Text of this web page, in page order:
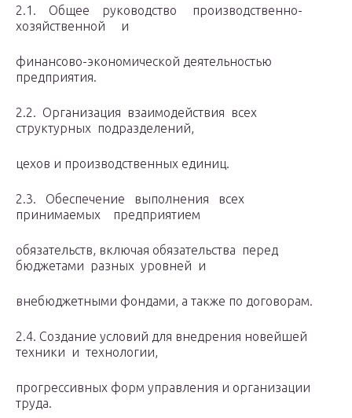
2.1. Общее руководство производственно-
хозяйственной и
финансово-экономической деятельностью
предприятия.
2.2. Организация взаимодействия всех
структурных подразделений,
цехов и производственных единиц.
2.3. Обеспечение выполнения всех
принимаемых предприятием
обязательств, включая обязательства перед
бюджетами разных уровней и
внебюджетными фондами, а также по договорам.
2.4. Создание условий для внедрения новейшей
техники и технологии,
прогрессивных форм управления и организации
труда.